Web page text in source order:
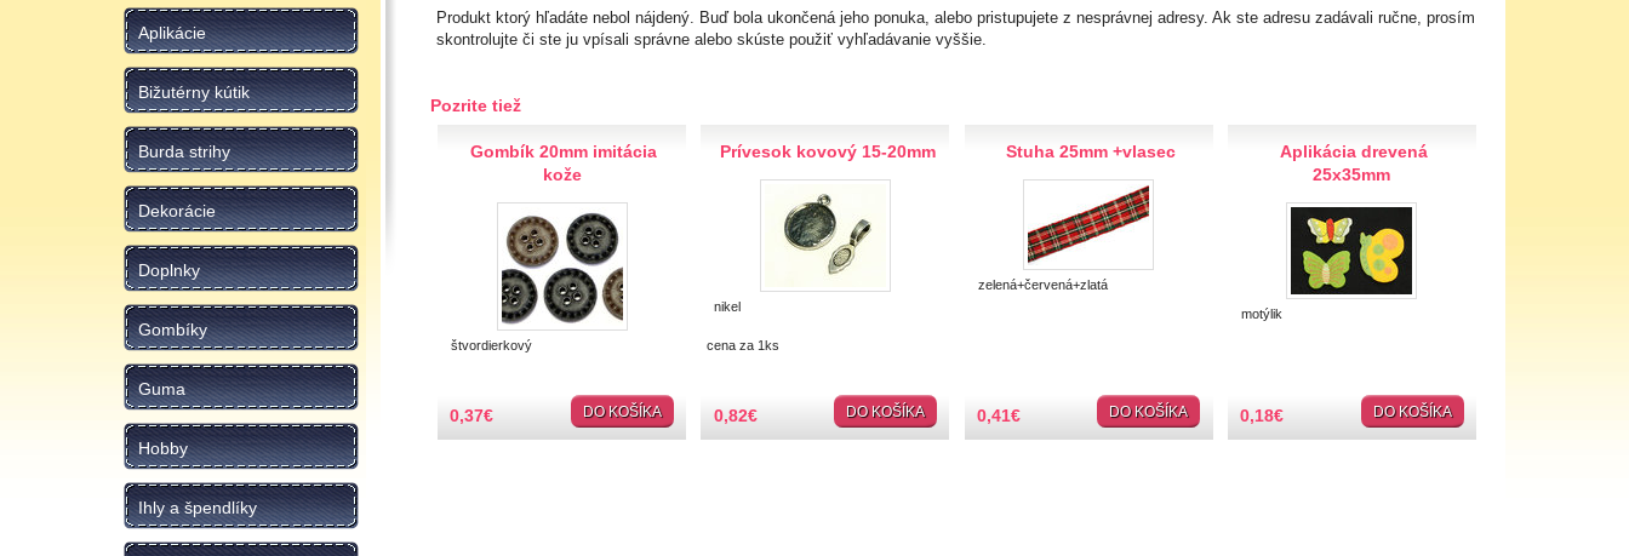
Aplikácie
Bižutérny kútik
Burda strihy
Dekorácie
Doplnky
Gombíky
Guma
Hobby
Ihly a špendlíky
Produkt ktorý hľadáte nebol nájdený. Buď bola ukončená jeho ponuka, alebo pristupujete z nesprávnej adresy. Ak ste adresu zadávali ručne, prosím
skontrolujte či ste ju vpísali správne alebo skúste použiť vyhľadávanie vyššie.
Pozrite tiež
Gombík 20mm imitácia
kože
štvordierkový
0,37€ DO KOŠÍKA
Prívesok kovový 15-20mm
nikel
cena za 1ks
0,82€ DO KOŠÍKA
Stuha 25mm +vlasec
zelená+červená+zlatá
0,41€ DO KOŠÍKA
Aplikácia drevená
25x35mm
motýlik
0,18€ DO KOŠÍKA